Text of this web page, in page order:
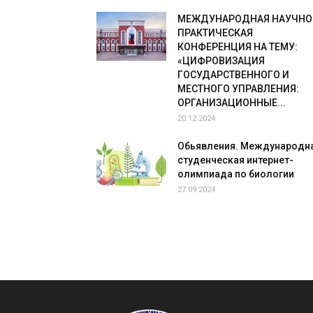
МЕЖДУНАРОДНАЯ
ПРАКТИЧЕСКАЯ
КОНФЕРЕНЦИЯ НА ТЕМУ:
«ЦИФРОВИЗАЦИЯ
ГОСУДАРСТВЕННОГО И
МЕСТНОГО УПРАВЛЕНИЯ:
ОРГАНИЗАЦИОННЫЕ...
20.12.2024
Обьявления.
студенческая интернет-
олимпиада по биологии
27.09.2024